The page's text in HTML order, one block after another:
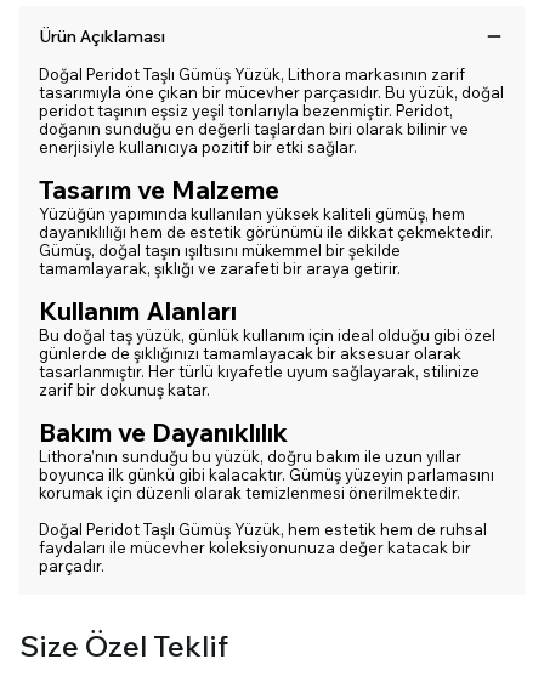
Ürün Açıklaması
Doğal Peridot Taşlı Gümüş Yüzük, Lithora markasının zarif
tasarımıyla öne çıkan bir mücevher parçasıdır. Bu yüzük, doğal
peridot taşının eşsiz yeşil tonlarıyla bezenmiştir. Peridot,
doğanın sunduğu en değerli taşlardan biri olarak bilinir ve
enerjisiyle kullanıcıya pozitif bir etki sağlar.
Tasarım ve Malzeme
Yüzüğün yapımında kullanılan yüksek kaliteli gümüş, hem
dayanıklılığı hem de estetik görünümü ile dikkat çekmektedir.
Gümüş, doğal taşın ışıltısını mükemmel bir şekilde
tamamlayarak, şıklığı ve zarafeti bir araya getirir.
Kullanım Alanları
Bu doğal taş yüzük, günlük kullanım için ideal olduğu gibi özel
günlerde de şıklığınızı tamamlayacak bir aksesuar olarak
tasarlanmıştır. Her türlü kıyafetle uyum sağlayarak, stilinize
zarif bir dokunuş katar.
Bakım ve Dayanıklılık
Lithora’nın sunduğu bu yüzük, doğru bakım ile uzun yıllar
boyunca ilk günkü gibi kalacaktır. Gümüş yüzeyin parlamasını
korumak için düzenli olarak temizlenmesi önerilmektedir.
Doğal Peridot Taşlı Gümüş Yüzük, hem estetik hem de ruhsal
faydaları ile mücevher koleksiyonunuza değer katacak bir
parçadır.
Size Özel Teklif